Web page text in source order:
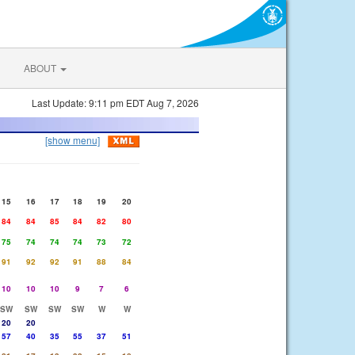
ABOUT
Last Update: 9:11 pm EDT Aug 7, 2026
[show menu]
15 16 17 18 19
20
84
84 85 84 82
80
75
74 74 74 73
72
91
92 92 91 88 84
10 10 10 9 7
6
SW
SW SW SW W
W
20
20
57
40 35 55 37
51